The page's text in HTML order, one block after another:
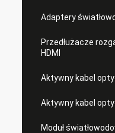
Adaptery
Przedłużacze
HDMI
Aktywny kabel
Aktywny kabel
Moduł